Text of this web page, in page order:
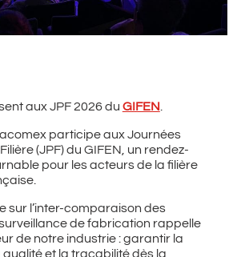
aux JPF 2026 du GIFEN
participe aux Journées
(JPF) du GIFEN, un rendez-
pour les acteurs de la filière
sur l’inter-comparaison des
de fabrication rappelle
de notre industrie : garantir la
et la traçabilité dès la